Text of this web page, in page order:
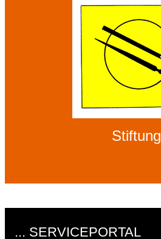
Stiftung
... SERVICEPORTAL